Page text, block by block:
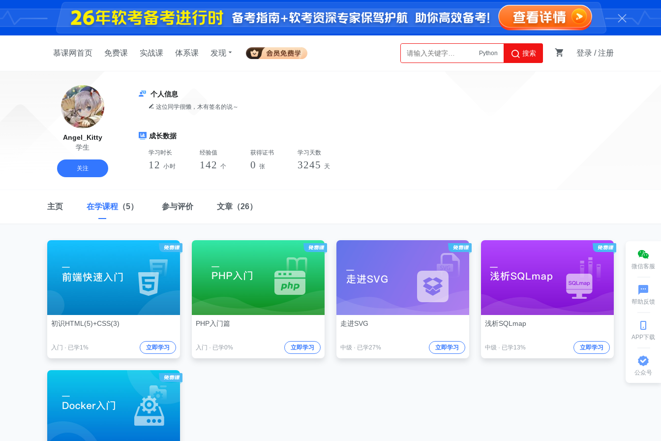
慕课网首页 免费课 实战课 体系课 发现
Python
AI智能体
搜索 登录 /注册
Angel_Kitty
学生
关注
个人信息
这位同学很懒，木有签名的说～
成长数据
学习时长
12 小时
经验值
142 个
获得证书
0 张
学习天数
3245 天
主页 在学课程 （5） 参与评价 文章 （26）
初识HTML(5)+CSS(3)
入门 · 已学1% 立即学习
PHP入门篇
入门 · 已学0% 立即学习
走进SVG
中级 · 已学27% 立即学习
浅析SQLmap
中级 · 已学13% 立即学习
微信客服
帮助反馈
APP下载
公众号